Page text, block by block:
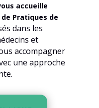
accueille
Pratiques de
dans les
et
accompagner
une approche